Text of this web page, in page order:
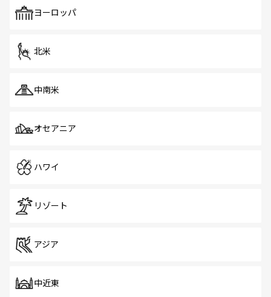
で、ホーカーズは地元の風情を楽しめる外せないスポット
ヨーロッパ
北米
中南米
オセアニア
ハワイ
リゾート
アジア
中近東